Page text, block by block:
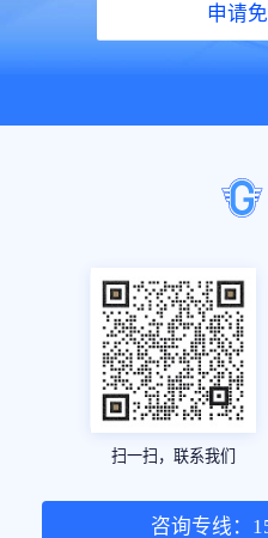
申请
扫一扫，联系我们
咨询专线：